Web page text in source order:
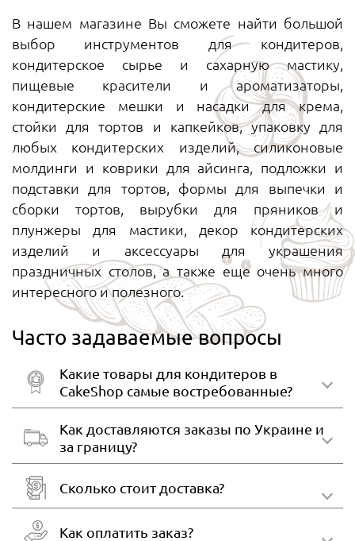
В нашем магазине Вы сможете найти большой
выбор инструментов для кондитеров,
кондитерское сырье и сахарную мастику,
пищевые красители и ароматизаторы,
кондитерские мешки и насадки для крема,
стойки для тортов и капкейков, упаковку для
любых кондитерских изделий, силиконовые
молдинги и коврики для айсинга, подложки и
подставки для тортов, формы для выпечки и
сборки тортов, вырубки для пряников и
плунжеры для мастики, декор кондитерских
изделий и аксессуары для украшения
праздничных столов, а также еще очень много
интересного и полезного.
Часто задаваемые вопросы
Какие товары для кондитеров в
CakeShop самые востребованные?
Как доставляются заказы по Украине и
за границу?
Сколько стоит доставка?
Как оплатить заказ?